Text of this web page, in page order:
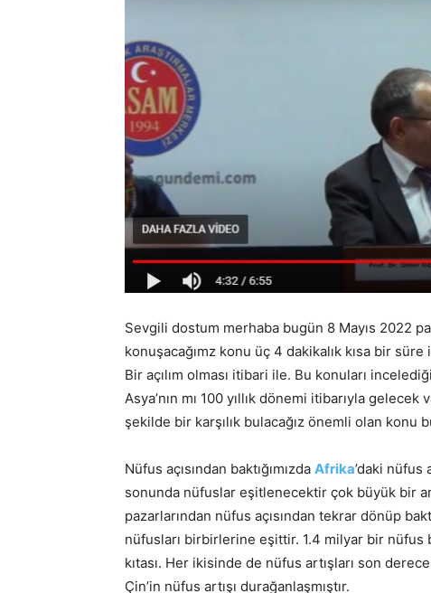
Sevgili dostum merhaba bugün 8 Mayıs 2022
konuşacağımz konu üç 4 dakikalık kısa bir
Bir açılım olması itibari ile. Bu konuları
Asya’nın mı 100 yıllık dönemi itibarıyla
şekilde bir karşılık bulacağız önemli olan konu
Nüfus açısından baktığımızda Afrika’daki nüfus
sonunda nüfuslar eşitlenecektir çok büyük bir
pazarlarından nüfus açısından tekrar dönüp
nüfusları birbirlerine eşittir. 1.4 milyar bir nüfus
kıtası. Her ikisinde de nüfus artışları son derece
Çin’in nüfus artışı durağanlaşmıştır.